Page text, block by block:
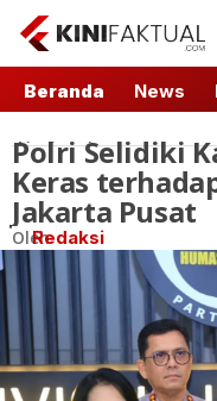
Beranda News
Nasional
Polri Selidiki
Keras
Jakarta Pusat
OlehRedaksi